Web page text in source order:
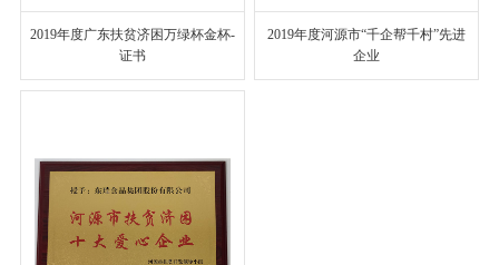
2019年度广东扶贫济困万绿杯金杯-
证书
2019年度河源市“千企帮千村”先进
企业